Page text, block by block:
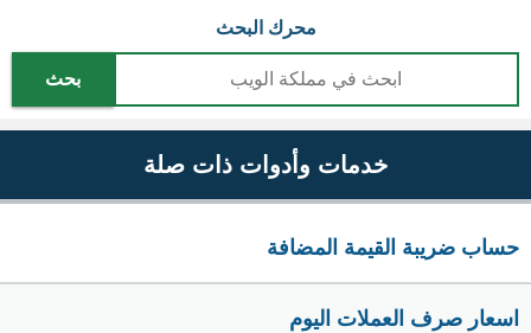
محرك البحث
بحث
خدمات وأدوات ذات صلة
حساب ضريبة القيمة المضافة
اسعار صرف العملات اليوم